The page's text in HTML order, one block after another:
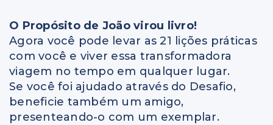
O Propósito de João virou livro!
Agora você pode levar as 21 lições práticas
com você e viver essa transformadora
viagem no tempo em qualquer lugar.
Se você foi ajudado através do Desafio,
beneficie também um amigo,
presenteando-o com um exemplar.